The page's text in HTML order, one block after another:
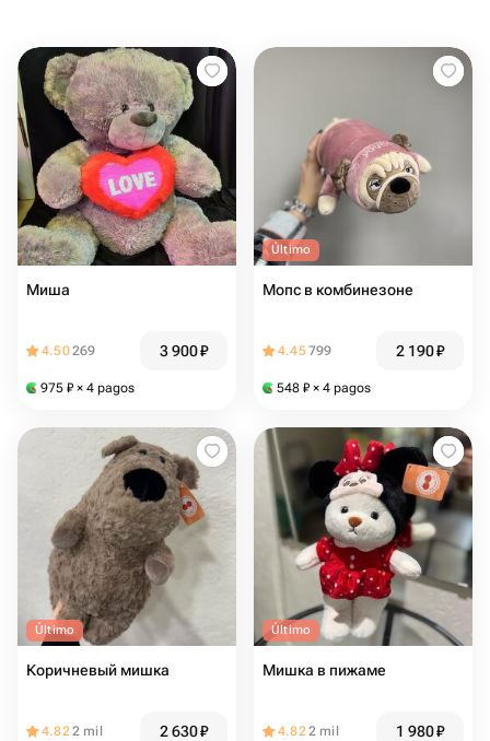
Миша
4.50269 3 900₽
975 ₽ × 4 pagos
Último
Мопс в комбинезоне
4.45799 2 190₽
548 ₽ × 4 pagos
Último
Коричневый мишка
4.822 mil 2 630₽
Último
Мишка в пижаме
4.822 mil 1 980₽